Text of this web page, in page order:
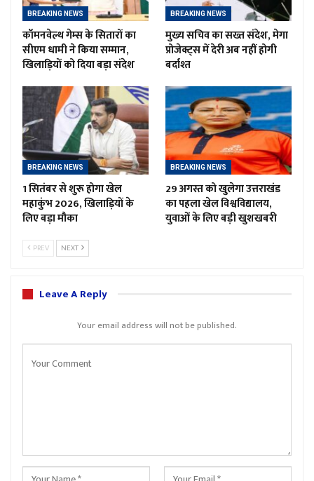
BREAKING NEWS
कॉमनवेल्थ गेम्स के सितारों का
सीएम धामी ने किया सम्मान,
खिलाड़ियों को दिया बड़ा संदेश
BREAKING NEWS
मुख्य सचिव का सख्त संदेश, मेगा
प्रोजेक्ट्स में देरी अब नहीं होगी
बर्दाश्त
BREAKING NEWS
1 सितंबर से शुरू होगा खेल
महाकुंभ 2026, खिलाड़ियों के
लिए बड़ा मौका
BREAKING NEWS
29 अगस्त को खुलेगा उत्तराखंड
का पहला खेल विश्वविद्यालय,
युवाओं के लिए बड़ी खुशखबरी
PREV NEXT
Leave A Reply
Your email address will not be published.